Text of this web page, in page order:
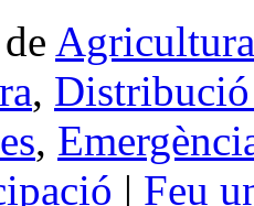
Agricultura
,
,
| Feu